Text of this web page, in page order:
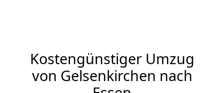
Kostengünstiger Umzug
von Gelsenkirchen nach